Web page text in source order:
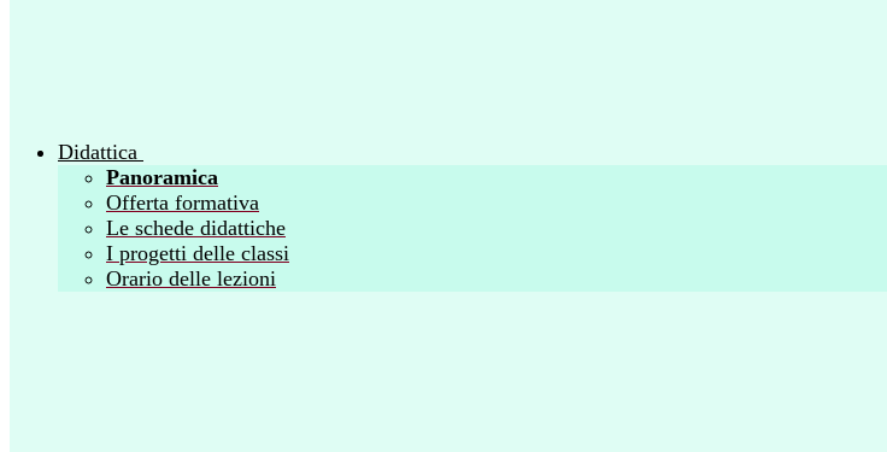
Didattica
Panoramica
Offerta formativa
Le schede didattiche
I progetti delle classi
Orario delle lezioni